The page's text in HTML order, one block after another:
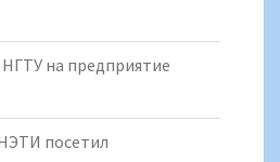
на предприятие
посетил